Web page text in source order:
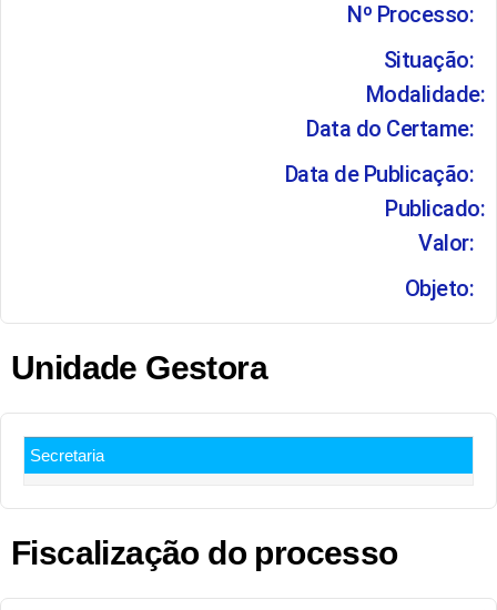
Nº Processo:
Situação:
Modalidade:
Data do Certame:
Data de Publicação:
Publicado:
Valor:
Objeto:
Unidade Gestora
Secretaria
Fiscalização do processo